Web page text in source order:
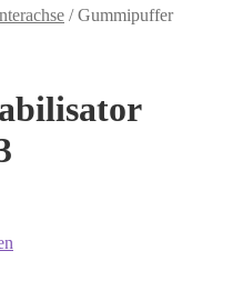
/Gummipuffer